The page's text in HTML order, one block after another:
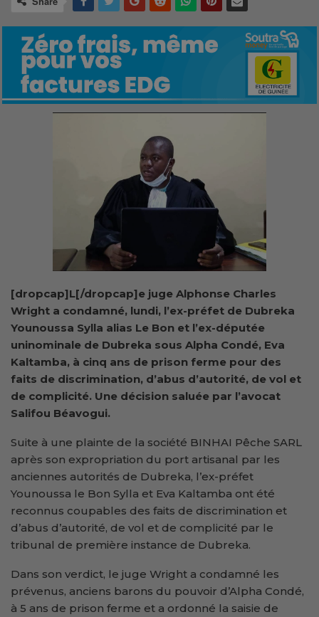
[dropcap]L[/dropcap]e juge Alphonse Charles
Wright a condamné, lundi, l’ex-préfet de Dubreka
Younoussa Sylla alias Le Bon et l’ex-députée
uninominale de Dubreka sous Alpha Condé, Eva
Kaltamba, à cinq ans de prison ferme pour des
faits de discrimination, d’abus d’autorité, de vol et
de complicité. Une décision saluée par l’avocat
Salifou Béavogui.
Suite à une plainte de la société BINHAI Pêche SARL
après son expropriation du port artisanal par les
anciennes autorités de Dubreka, l’ex-préfet
Younoussa le Bon Sylla et Eva Kaltamba ont été
reconnus coupables des faits de discrimination et
d’abus d’autorité, de vol et de complicité par le
tribunal de première instance de Dubreka.
Dans son verdict, le juge Wright a condamné les
prévenus, anciens barons du pouvoir d’Alpha Condé,
à 5 ans de prison ferme et a ordonné la saisie de